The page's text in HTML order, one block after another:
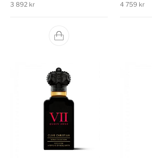
3 892 kr
4 759 kr